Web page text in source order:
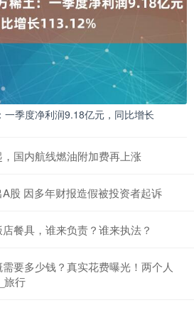
一季度净利润9.18亿元，同比增长
国内航线燃油附加费再上涨
股 因多年财报造假被投资者起诉
餐具，谁来负责？谁来执法？
要多少钱？真实花费曝光！两个人
旅行